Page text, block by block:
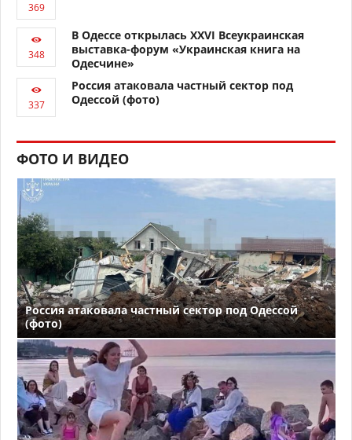
В Одессе открылась XXVI Всеукраинская
выставка-форум «Украинская книга на
Одесчине»
Россия атаковала частный сектор под
Одессой (фото)
ФОТО И ВИДЕО
Россия атаковала частный сектор под Одессой
(фото)